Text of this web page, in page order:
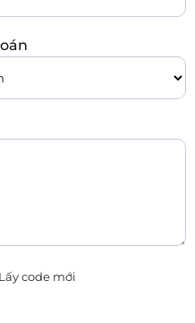
Lấy code mới